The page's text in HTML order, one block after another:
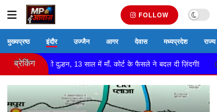
FOLLOW
मुख्यप्रष्ठ इंदौर उज्जैन आगर देवास मध्यप्रदेश राज्य
ब्रेकिंग
की बच्ची बनी दुल्हन, 13 साल में माँ. कोर्ट के फैसले ने बदल दी ज़िंदगी!